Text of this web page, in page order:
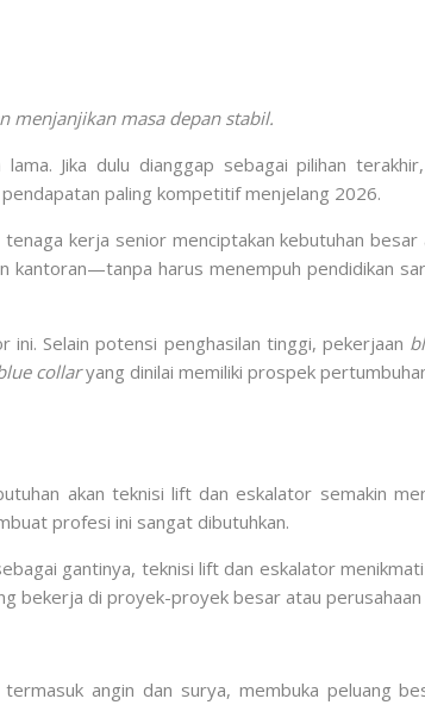
menjanjikan masa depan stabil.
Jika dulu dianggap sebagai pilihan
paling kompetitif menjelang 2026.
kerja senior menciptakan kebutuhan besar
kantoran—tanpa harus menempuh pendidikan
ini. Selain potensi penghasilan tinggi, pekerjaan
collaryang dinilai memiliki prospek
akan teknisi lift dan eskalator semakin
profesi ini sangat dibutuhkan.
gantinya, teknisi lift dan eskalator
bekerja di proyek-proyek besar atau perusahaan
angin dan surya, membuka peluang